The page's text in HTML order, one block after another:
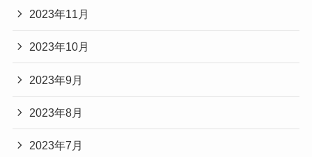
2023年11月
2023年10月
2023年9月
2023年8月
2023年7月